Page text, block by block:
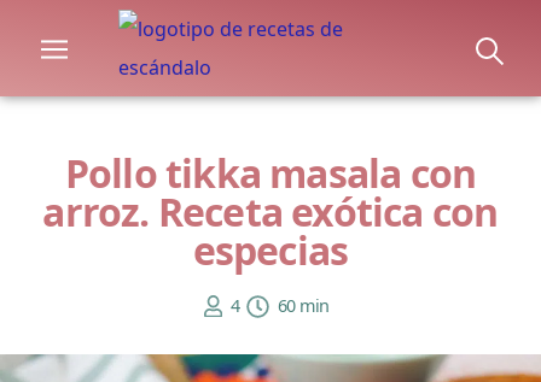
Pollo tikka masala con
arroz. Receta exótica con
especias
4 60 min